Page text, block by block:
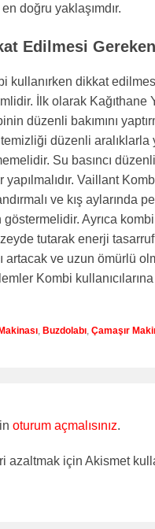
doğru yaklaşımdır.
Edilmesi
kullanırken dikkat
İlk olarak Kağıthane
düzenli bakımını
düzenli aralıklarla
Su basıncı
Vaillant
ve kış aylarında
Ayrıca
tutarak enerji
artacak ve uzun ömürlü
Kombi
, Buzdolabı, Çamaşır
oturum açmalısınız.
azaltmak için Akismet